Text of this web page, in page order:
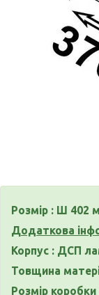
Розмір : Ш 402
Додаткова
Корпус : ДСП
Товщина
Розмір